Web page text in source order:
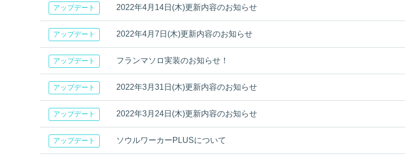
アップデート 2022年4月14日(木)更新内容のお知らせ
アップデート 2022年4月7日(木)更新内容のお知らせ
アップデート フランマソロ実装のお知らせ！
アップデート 2022年3月31日(木)更新内容のお知らせ
アップデート 2022年3月24日(木)更新内容のお知らせ
アップデート ソウルワーカーPLUSについて